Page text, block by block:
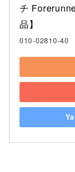
チ
品】
010-02810-40